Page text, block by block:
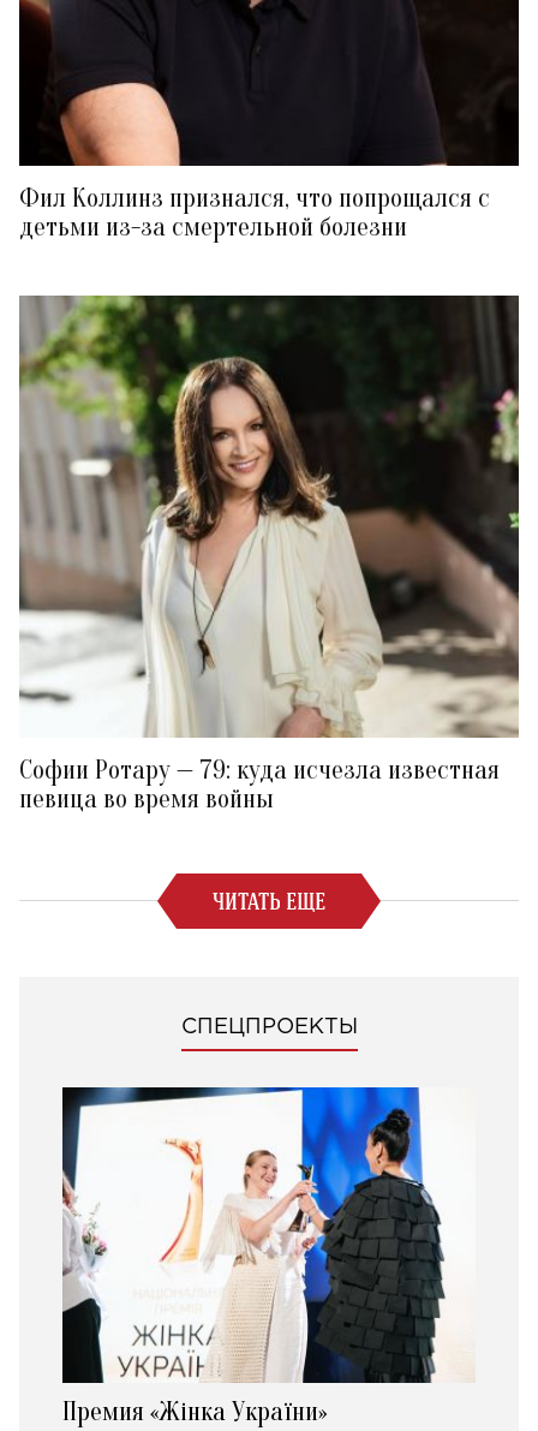
Фил Коллинз признался, что попрощался с
детьми из-за смертельной болезни
Софии Ротару — 79: куда исчезла известная
певица во время войны
ЧИТАТЬ ЕЩЕ
СПЕЦПРОЕКТЫ
Премия «Жінка України»